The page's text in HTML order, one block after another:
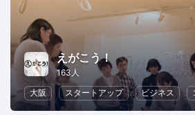
えがこう！
163人
大阪
スタートアップ ビジネス